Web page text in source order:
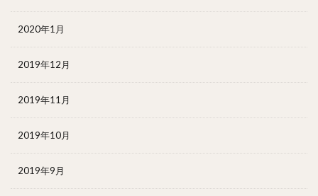
2020年1月
2019年12月
2019年11月
2019年10月
2019年9月